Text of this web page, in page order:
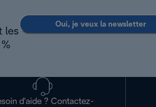
les
Oui, je veux la newsletter
d'aide ? Contactez-